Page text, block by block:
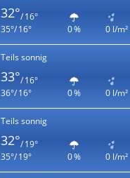
32°/ 16°
35°/ 16°
0 % 0 l/m²
Teils sonnig
33°/ 16°
36°/ 16°
0 % 0 l/m²
Teils sonnig
32°/ 19°
35°/ 19°
0 % 0 l/m²